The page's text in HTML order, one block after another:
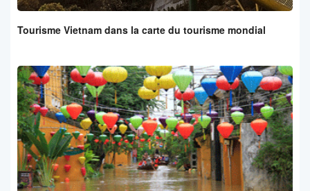
Tourisme Vietnam dans la carte du tourisme mondial